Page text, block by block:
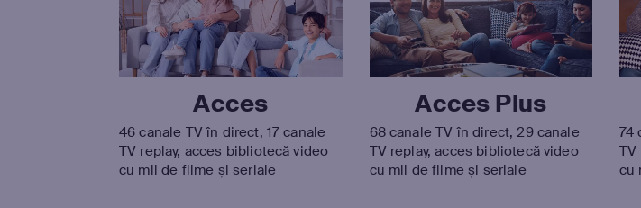
Acces
46 canale TV în direct, 17 canale
TV replay, acces bibliotecă video
cu mii de filme și seriale
Acces Plus
68 canale TV în direct, 29 canale
TV replay, acces bibliotecă video
cu mii de filme și seriale
74
TV
cu